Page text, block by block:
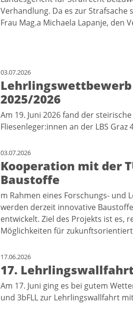
Verhandlung. Da es zur
Frau Mag.a Michaela Lapanje, den
03.07.2026
2025/2026
Am 19. Juni 2026 fand der
Fliesenleger:innen an der LBS Graz
03.07.2026
Kooperation mit der
Baustoffe
m Rahmen eines Forschungs- und
werden derzeit innovative
entwickelt. Ziel des Projekts ist es,
Möglichkeiten für
17.06.2026
17.
Am 17. Juni ging es bei gutem
und 3bFLL zur Lehrlingswallfahrt